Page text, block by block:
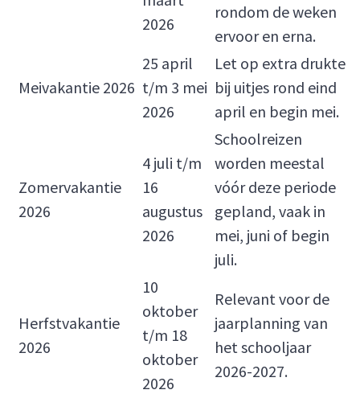
2026
rondom de weken
ervoor en erna.
Meivakantie 2026
25 april
t/m 3 mei
2026
Let op extra drukte
bij uitjes rond eind
april en begin mei.
Zomervakantie
2026
4 juli t/m
16
augustus
2026
Schoolreizen
worden meestal
vóór deze periode
gepland, vaak in
mei, juni of begin
juli.
Herfstvakantie
2026
10
oktober
t/m 18
oktober
2026
Relevant voor de
jaarplanning van
het schooljaar
2026-2027.